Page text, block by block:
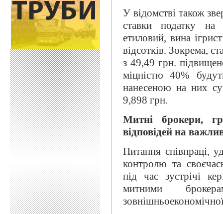
У відомстві також
ставки податку на
етиловий, вина
відсотків. Зокрема,
з 49,49 грн.
міцністю 40%
нанесеною на них
9,898 грн.
Митні брокери,
відповідей на
Питання співпраці,
контролю та
під час зустрічі
митними